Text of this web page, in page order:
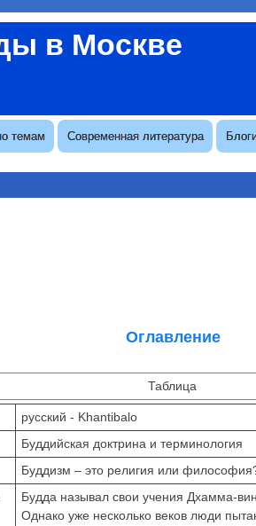
в Москве
темам Современная литература
Оглавление
Таблица
русский - Khantibalo
Буддийская доктрина и терминология
Буддизм – это религия или
Будда называл свои учения Дхамма-
Однако уже несколько веков люди